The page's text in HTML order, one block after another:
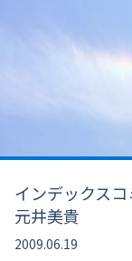
インデックス
元井美貴
2009.06.19